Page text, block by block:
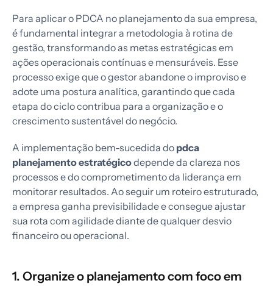
Para aplicar o PDCA no planejamento da sua empresa,
é fundamental integrar a metodologia à rotina de
gestão, transformando as metas estratégicas em
ações operacionais contínuas e mensuráveis. Esse
processo exige que o gestor abandone o improviso e
adote uma postura analítica, garantindo que cada
etapa do ciclo contribua para a organização e o
crescimento sustentável do negócio.
A implementação bem-sucedida do pdca
planejamento estratégicodepende da clareza nos
processos e do comprometimento da liderança em
monitorar resultados. Ao seguir um roteiro estruturado,
a empresa ganha previsibilidade e consegue ajustar
sua rota com agilidade diante de qualquer desvio
financeiro ou operacional.
1. Organize o planejamento com foco em